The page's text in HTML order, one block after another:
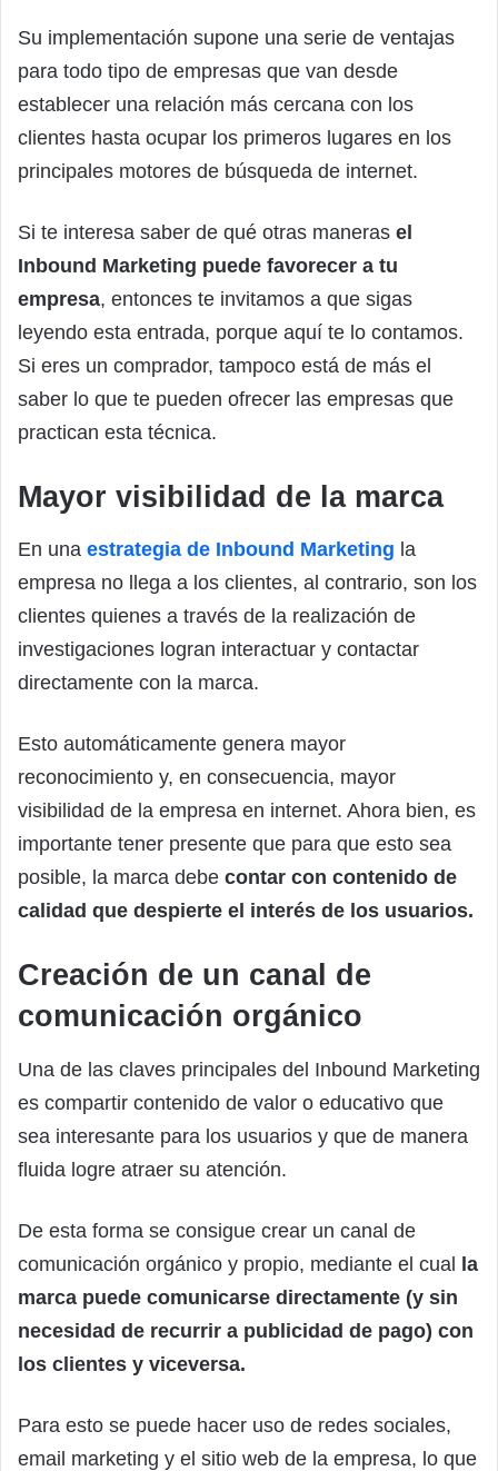
Su implementación supone una serie de ventajas
para todo tipo de empresas que van desde
establecer una relación más cercana con los
clientes hasta ocupar los primeros lugares en los
principales motores de búsqueda de internet.
Si te interesa saber de qué otras maneras el
Inbound Marketing puede favorecer a tu
empresa, entonces te invitamos a que sigas
leyendo esta entrada, porque aquí te lo contamos.
Si eres un comprador, tampoco está de más el
saber lo que te pueden ofrecer las empresas que
practican esta técnica.
Mayor visibilidad de la marca
En una estrategia de Inbound Marketing la
empresa no llega a los clientes, al contrario, son los
clientes quienes a través de la realización de
investigaciones logran interactuar y contactar
directamente con la marca.
Esto automáticamente genera mayor
reconocimiento y, en consecuencia, mayor
visibilidad de la empresa en internet. Ahora bien, es
importante tener presente que para que esto sea
posible, la marca debe contar con contenido de
calidad que despierte el interés de los usuarios.
Creación de un canal de
comunicación orgánico
Una de las claves principales del Inbound Marketing
es compartir contenido de valor o educativo que
sea interesante para los usuarios y que de manera
fluida logre atraer su atención.
De esta forma se consigue crear un canal de
comunicación orgánico y propio, mediante el cual la
marca puede comunicarse directamente (y sin
necesidad de recurrir a publicidad de pago) con
los clientes y viceversa.
Para esto se puede hacer uso de redes sociales,
email marketing y el sitio web de la empresa, lo que